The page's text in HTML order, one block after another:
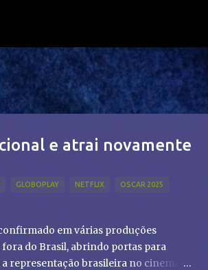
e atrai novamente
GLOBOPLAY NETFLIX OSCAR 2025
em várias produções
do Brasil, abrindo portas para
representação brasileira no cinema